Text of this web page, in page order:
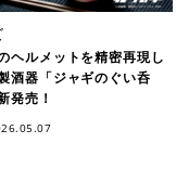
ヘルメットを精密再現し
酒器「ジャギのぐい呑
発売！